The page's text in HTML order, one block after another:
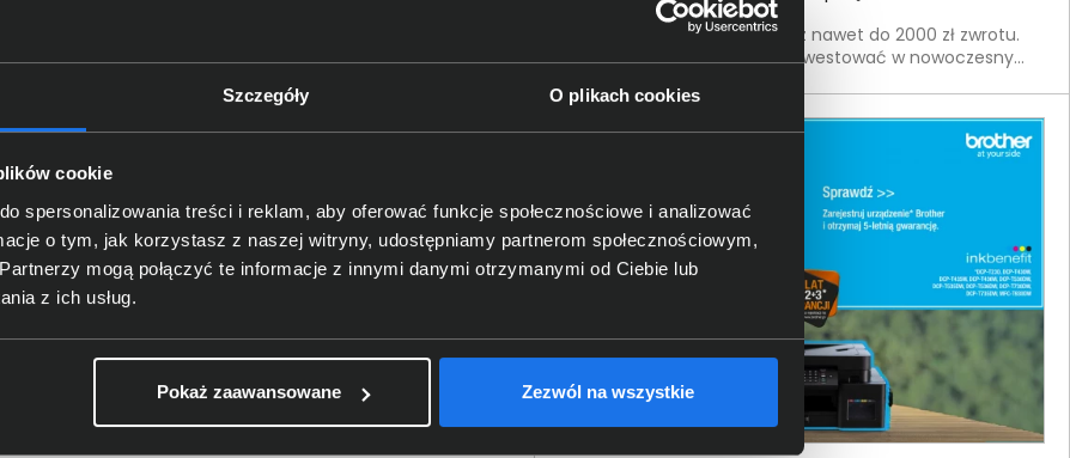
Szczegóły O plikach cookies
cookie
spersonalizowania treści i reklam, aby oferować funkcje społecznościowe i analizować
o tym, jak korzystasz z naszej witryny, udostępniamy partnerom społecznościowym,
mogą połączyć te informacje z innymi danymi otrzymanymi od Ciebie lub
z ich usług.
Pokaż zaawansowane Zezwól na wszystkie
Gothic Remake.
Kup produkty Lenovo i odbierz nawet do 2000 zł zwrotu.
To idealny moment, aby zainwestować w nowoczesny
zaoszczędzić.